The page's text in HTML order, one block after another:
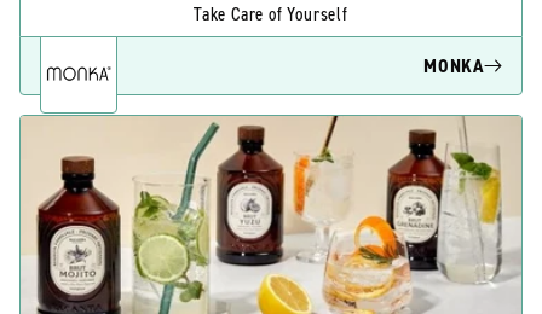
Take Care of Yourself
MONKA